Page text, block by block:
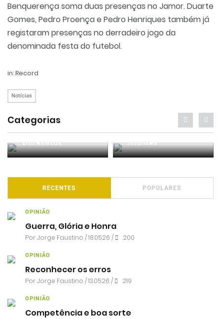
Benquerença soma duas presenças no Jamor. Duarte
Gomes, Pedro Proença e Pedro Henriques também já
registaram presenças no derradeiro jogo da
denominada festa do futebol.
in: Record
Notícias
Categorias
Entrevistas Análises
RECENTES POPULARES
OPINIÃO
Guerra, Glória e Honra
PorJorge Faustino / 18.05.26 / 200
OPINIÃO
Reconhecer os erros
PorJorge Faustino / 13.05.26 / 219
OPINIÃO
Competência e boa sorte